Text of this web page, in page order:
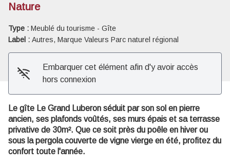
Nature
Type : Meublé du tourisme - Gîte
Label : Autres, Marque Valeurs Parc naturel régional
Embarquer cet élément afin d'y avoir accès
hors connexion
Le gîte Le Grand Luberon séduit par son sol en pierre
ancien, ses plafonds voûtés, ses murs épais et sa terrasse
privative de 30m². Que ce soit près du poêle en hiver ou
sous la pergola couverte de vigne vierge en été, profitez du
confort toute l'année.